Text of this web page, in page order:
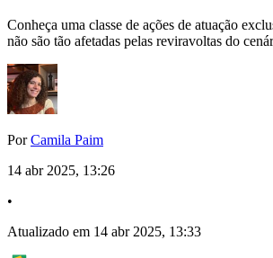
Conheça uma classe de ações de atuação
não são tão afetadas pelas reviravoltas do
PorCamila Paim
14 abr 2025, 13:26
•
Atualizado em 14 abr 2025, 13:33